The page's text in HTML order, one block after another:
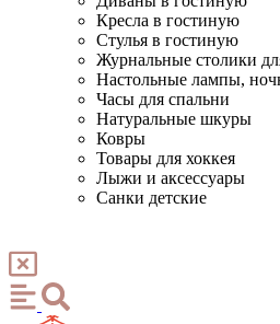
Кресла в гостиную
Стулья в гостиную
Журнальные столики
Настольные лампы,
Часы для спальни
Натуральные шкуры
Ковры
Товары для хоккея
Лыжи и аксессуары
Санки детские